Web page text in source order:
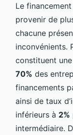
Le financement
provenir de
chacune
inconvénients.
constituent
70% des
financements
ainsi de taux
inférieurs à 2%
intermédiaire.